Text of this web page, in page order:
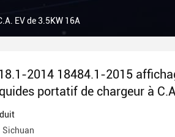
EV de 3.5KW 16A
2014 18484.1-2015
portatif de chargeur à
Sichuan